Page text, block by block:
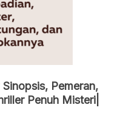
Pemeran,
Penuh Misteri|